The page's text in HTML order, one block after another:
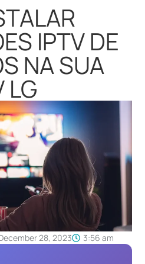
IPTV DE
NA SUA
LG
28, 2023 3:56 am